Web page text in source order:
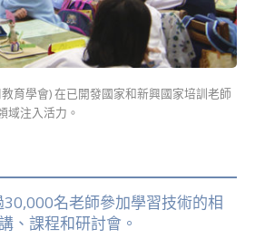
育學會) 在已開發國家和新興國家培訓老師
域注入活力。
30,000名老師參加學習技術的相
、課程和研討會。